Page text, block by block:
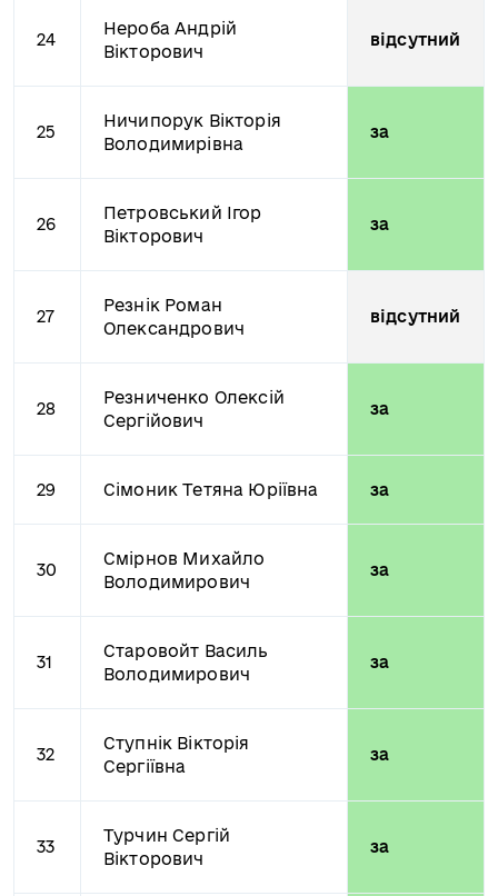
24
Нероба Андрій
Вікторович
відсутний
25
Ничипорук Вікторія
Володимирівна
за
26
Петровський Ігор
Вікторович
за
27
Резнік Роман
Олександрович
відсутний
28
Резниченко Олексій
Сергійович
за
29 Сімоник Тетяна Юріївна за
30
Смірнов Михайло
Володимирович
за
31
Старовойт Василь
Володимирович
за
32
Ступнік Вікторія
Сергіївна
за
33
Турчин Сергій
Вікторович
за